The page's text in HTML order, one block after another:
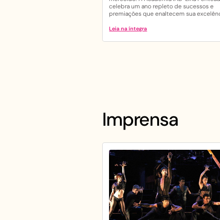
celebra um ano repleto de sucessos e
premiações que enaltecem sua
Leia na íntegra
Imprensa